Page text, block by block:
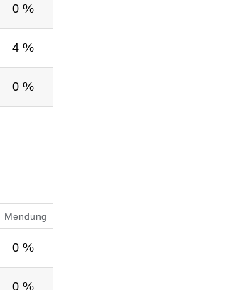
0 %
4 %
0 %
Mendung
0 %
0 %